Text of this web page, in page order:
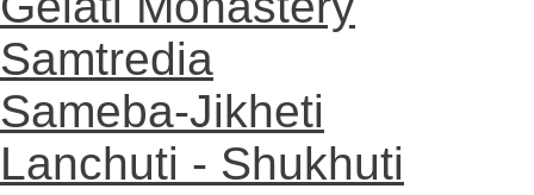
Samtredia
Sameba-Jikheti
Lanchuti - Shukhuti